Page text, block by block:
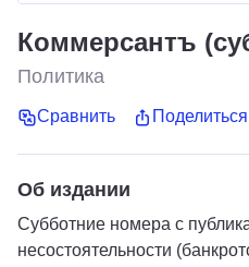
Коммерсантъ
Политика
Сравнить Поделиться
Об издании
Субботние номера с
несостоятельности